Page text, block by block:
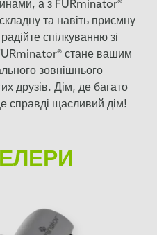
а з FURminator®
та навіть приємну
спілкуванню зі
стане вашим
зовнішнього
друзів. Дім, де багато
справді щасливий дім!